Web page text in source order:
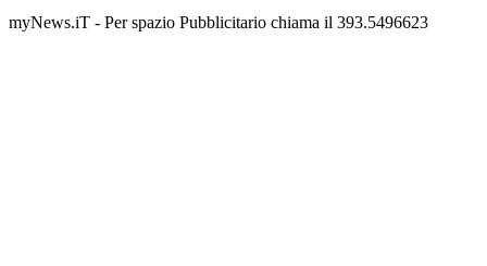
myNews.iT - Per spazio Pubblicitario chiama il 393.5496623